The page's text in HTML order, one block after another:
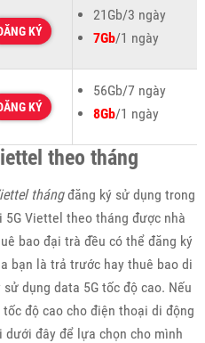
KÝ
21Gb/3 ngày
7Gb/1 ngày
KÝ
56Gb/7 ngày
8Gb/1 ngày
theo tháng
thángđăng ký sử dụng trong
Viettel theo tháng được nhà
bao đại trà đều có thể đăng ký
bạn là trả trước hay thuê bao di
dụng data 5G tốc độ cao. Nếu
độ cao cho điện thoại di động
dưới đây để lựa chọn cho mình